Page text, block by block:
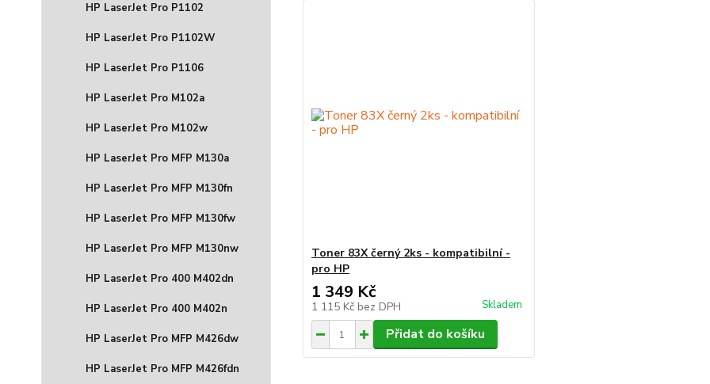
HP LaserJet Pro P1102
HP LaserJet Pro P1102W
HP LaserJet Pro P1106
HP LaserJet Pro M102a
HP LaserJet Pro M102w
HP LaserJet Pro MFP M130a
HP LaserJet Pro MFP M130fn
HP LaserJet Pro MFP M130fw
HP LaserJet Pro MFP M130nw
HP LaserJet Pro 400 M402dn
HP LaserJet Pro 400 M402n
HP LaserJet Pro MFP M426dw
HP LaserJet Pro MFP M426fdn
Toner 83X černý 2ks - kompatibilní -
pro HP
1 349 Kč
1 115 Kč bez DPH Skladem
Přidat do košíku